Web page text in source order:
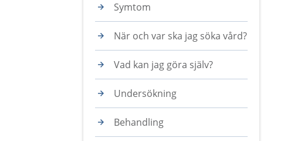
Symtom
När och var ska jag söka vård?
Vad kan jag göra själv?
Undersökning
Behandling